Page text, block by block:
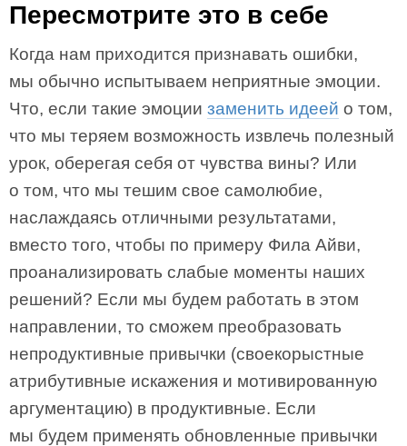
Пересмотрите это в себе
Когда нам приходится признавать ошибки,
мы обычно испытываем неприятные эмоции.
Что, если такие эмоции заменить идеей о том,
что мы теряем возможность извлечь полезный
урок, оберегая себя от чувства вины? Или
о том, что мы тешим свое самолюбие,
наслаждаясь отличными результатами,
вместо того, чтобы по примеру Фила Айви,
проанализировать слабые моменты наших
решений? Если мы будем работать в этом
направлении, то сможем преобразовать
непродуктивные привычки (своекорыстные
атрибутивные искажения и мотивированную
аргументацию) в продуктивные. Если
мы будем применять обновленные привычки